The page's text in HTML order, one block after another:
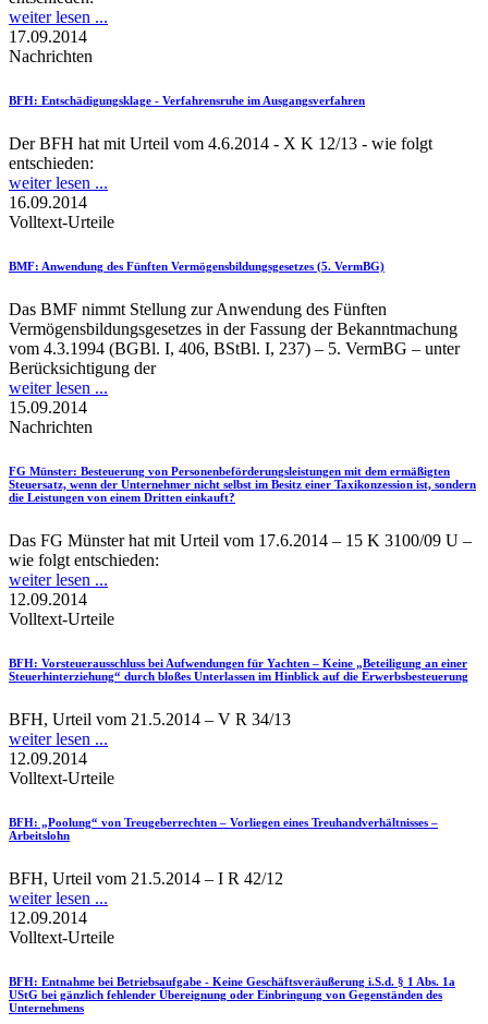
weiter lesen ...
17.09.2014
Nachrichten
BFH: Entschädigungsklage - Verfahrensruhe im Ausgangsverfahren
Der BFH hat mit Urteil vom 4.6.2014 - X K 12/13 - wie folgt
entschieden:
weiter lesen ...
16.09.2014
Volltext-Urteile
BMF: Anwendung des Fünften Vermögensbildungsgesetzes (5. VermBG)
Das BMF nimmt Stellung zur Anwendung des Fünften
Vermögensbildungsgesetzes in der Fassung der Bekanntmachung
vom 4.3.1994 (BGBl. I, 406, BStBl. I, 237) – 5. VermBG – unter
Berücksichtigung der
weiter lesen ...
15.09.2014
Nachrichten
FG Münster: Besteuerung von Personenbeförderungsleistungen mit dem ermäßigten
Steuersatz, wenn der Unternehmer nicht selbst im Besitz einer Taxikonzession ist, sondern
die Leistungen von einem Dritten einkauft?
Das FG Münster hat mit Urteil vom 17.6.2014 – 15 K 3100/09 U –
wie folgt entschieden:
weiter lesen ...
12.09.2014
Volltext-Urteile
BFH: Vorsteuerausschluss bei Aufwendungen für Yachten – Keine „Beteiligung an einer
Steuerhinterziehung“ durch bloßes Unterlassen im Hinblick auf die Erwerbsbesteuerung
BFH, Urteil vom 21.5.2014 – V R 34/13
weiter lesen ...
12.09.2014
Volltext-Urteile
BFH: „Poolung“ von Treugeberrechten – Vorliegen eines Treuhandverhältnisses –
Arbeitslohn
BFH, Urteil vom 21.5.2014 – I R 42/12
weiter lesen ...
12.09.2014
Volltext-Urteile
BFH: Entnahme bei Betriebsaufgabe - Keine Geschäftsveräußerung i.S.d. § 1 Abs. 1a
UStG bei gänzlich fehlender Übereignung oder Einbringung von Gegenständen des
Unternehmens